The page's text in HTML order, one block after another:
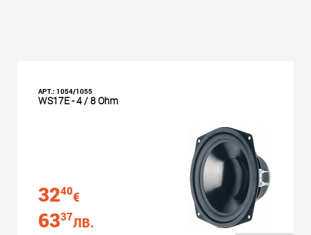
АРТ.: 1054/1055
WS17E - 4 / 8 Ohm
3240€
6337ЛВ.